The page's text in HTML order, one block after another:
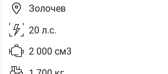
Золочев
20 л.с.
2 000 см3